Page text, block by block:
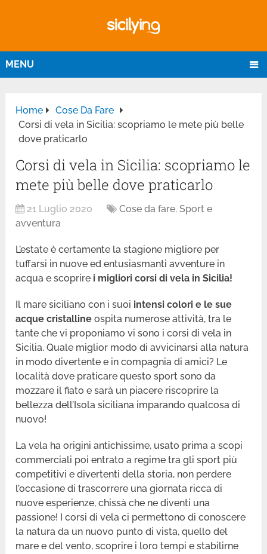
MENU
Home
Cose Da Fare
Corsi di vela in Sicilia: scopriamo le mete più belle
dove praticarlo
Corsi di vela in Sicilia: scopriamo le
mete più belle dove praticarlo
21 Luglio 2020 Cose da fare,Sport e
avventura
L’estate è certamente la stagione migliore per
tuffarsi in nuove ed entusiasmanti avventure in
acqua e scoprire i migliori corsi di vela in Sicilia!
Il mare siciliano con i suoi intensi colori e le sue
acque cristalline ospita numerose attività, tra le
tante che vi proponiamo vi sono i corsi di vela in
Sicilia. Quale miglior modo di avvicinarsi alla natura
in modo divertente e in compagnia di amici? Le
località dove praticare questo sport sono da
mozzare il fiato e sarà un piacere riscoprire la
bellezza dell’Isola siciliana imparando qualcosa di
nuovo!
La vela ha origini antichissime, usato prima a scopi
commerciali poi entrato a regime tra gli sport più
competitivi e divertenti della storia, non perdere
l’occasione di trascorrere una giornata ricca di
nuove esperienze, chissà che ne diventi una
passione! I corsi di vela ci permettono di conoscere
la natura da un nuovo punto di vista, quello del
mare e del vento, scoprire i loro tempi e stabilirne